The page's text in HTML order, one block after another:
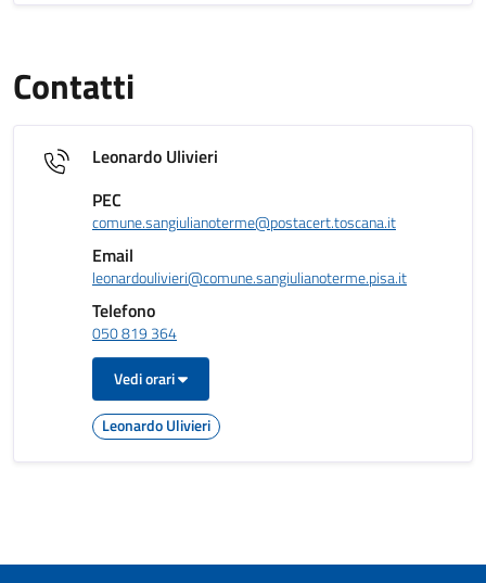
Contatti
Leonardo Ulivieri
PEC
comune.sangiulianoterme@postacert.toscana.it
Email
leonardoulivieri@comune.sangiulianoterme.pisa.it
Telefono
050 819 364
Vedi orari
Leonardo Ulivieri